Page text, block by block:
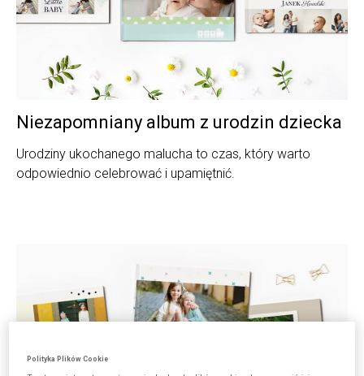
Niezapomniany album z urodzin dziecka
Urodziny ukochanego malucha to czas, który warto
odpowiednio celebrować i upamiętnić.
Polityka Plików Cookie